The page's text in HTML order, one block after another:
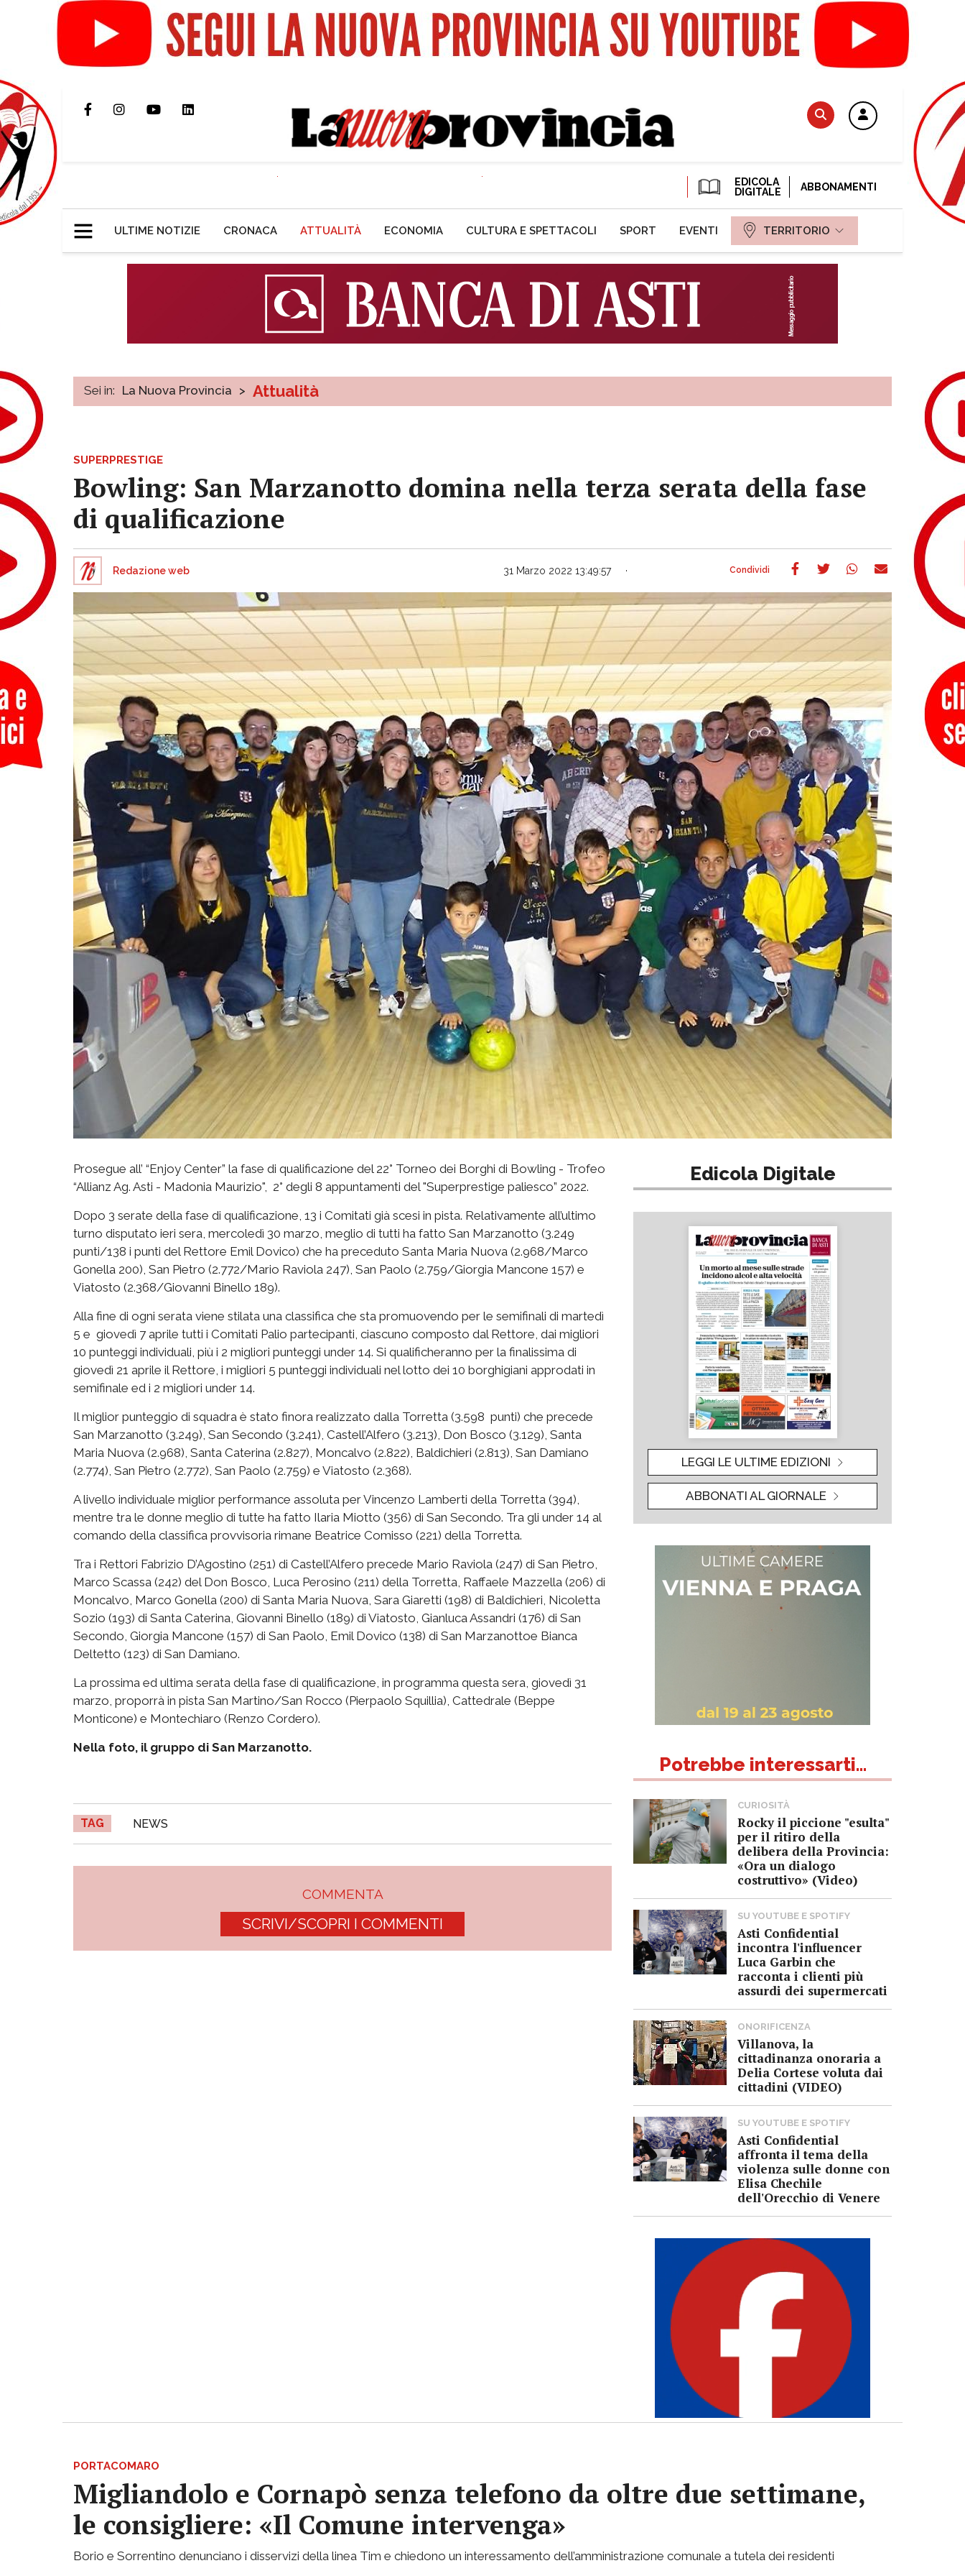
EDICOLA
DIGITALE
ABBONAMENTI
ULTIME NOTIZIE CRONACA ATTUALITÀ ECONOMIA CULTURA E SPETTACOLI SPORT EVENTI TERRITORIO
Sei in: La Nuova Provincia > Attualità
SUPERPRESTIGE
Bowling: San Marzanotto domina nella terza serata della fase
di qualificazione
Redazione web 31 Marzo 2022 13:49:57
Prosegue all’ “Enjoy Center” la fase di qualificazione del 22° Torneo dei Borghi di Bowling - Trofeo
“Allianz Ag. Asti - Madonia Maurizio", 2° degli 8 appuntamenti del "Superprestige paliesco” 2022.
Dopo 3 serate della fase di qualificazione, 13 i Comitati già scesi in pista. Relativamente all’ultimo
turno disputato ieri sera, mercoledì 30 marzo, meglio di tutti ha fatto San Marzanotto (3.249
punti/138 i punti del Rettore Emil Dovico) che ha preceduto Santa Maria Nuova (2.968/Marco
Gonella 200), San Pietro (2.772/Mario Raviola 247), San Paolo (2.759/Giorgia Mancone 157) e
Viatosto (2.368/Giovanni Binello 189).
Alla fine di ogni serata viene stilata una classifica che sta promuovendo per le semifinali di martedì
5 e giovedì 7 aprile tutti i Comitati Palio partecipanti, ciascuno composto dal Rettore, dai migliori
10 punteggi individuali, più i 2 migliori punteggi under 14. Si qualificheranno per la finalissima di
giovedì 21 aprile il Rettore, i migliori 5 punteggi individuali nel lotto dei 10 borghigiani approdati in
semifinale ed i 2 migliori under 14.
Il miglior punteggio di squadra è stato finora realizzato dalla Torretta (3.598 punti) che precede
San Marzanotto (3.249), San Secondo (3.241), Castell’Alfero (3.213), Don Bosco (3.129), Santa
Maria Nuova (2.968), Santa Caterina (2.827), Moncalvo (2.822), Baldichieri (2.813), San Damiano
(2.774), San Pietro (2.772), San Paolo (2.759) e Viatosto (2.368).
A livello individuale miglior performance assoluta per Vincenzo Lamberti della Torretta (394),
mentre tra le donne meglio di tutte ha fatto Ilaria Miotto (356) di San Secondo. Tra gli under 14 al
comando della classifica provvisoria rimane Beatrice Comisso (221) della Torretta.
Tra i Rettori Fabrizio D’Agostino (251) di Castell’Alfero precede Mario Raviola (247) di San Pietro,
Marco Scassa (242) del Don Bosco, Luca Perosino (211) della Torretta, Raffaele Mazzella (206) di
Moncalvo, Marco Gonella (200) di Santa Maria Nuova, Sara Giaretti (198) di Baldichieri, Nicoletta
Sozio (193) di Santa Caterina, Giovanni Binello (189) di Viatosto, Gianluca Assandri (176) di San
Secondo, Giorgia Mancone (157) di San Paolo, Emil Dovico (138) di San Marzanottoe Bianca
Deltetto (123) di San Damiano.
La prossima ed ultima serata della fase di qualificazione, in programma questa sera, giovedì 31
marzo, proporrà in pista San Martino/San Rocco (Pierpaolo Squillia), Cattedrale (Beppe
Monticone) e Montechiaro (Renzo Cordero).
Nella foto, il gruppo di San Marzanotto.
TAG NEWS
COMMENTA
SCRIVI/SCOPRI I COMMENTI
Edicola Digitale
LEGGI LE ULTIME EDIZIONI
ABBONATI AL GIORNALE
Potrebbe interessarti...
CURIOSITÀ
Rocky il piccione "esulta"
per il ritiro della
delibera della Provincia:
«Ora un dialogo
costruttivo» (Video)
SU YOUTUBE E SPOTIFY
Asti Confidential
incontra l'influencer
Luca Garbin che
racconta i clienti più
assurdi dei supermercati
ONORIFICENZA
Villanova, la
cittadinanza onoraria a
Delia Cortese voluta dai
cittadini (VIDEO)
SU YOUTUBE E SPOTIFY
Asti Confidential
affronta il tema della
violenza sulle donne con
Elisa Chechile
dell'Orecchio di Venere
PORTACOMARO
Migliandolo e Cornapò senza telefono da oltre due settimane,
le consigliere: «Il Comune intervenga»
Borio e Sorrentino denunciano i disservizi della linea Tim e chiedono un interessamento dell’amministrazione comunale a tutela dei residenti